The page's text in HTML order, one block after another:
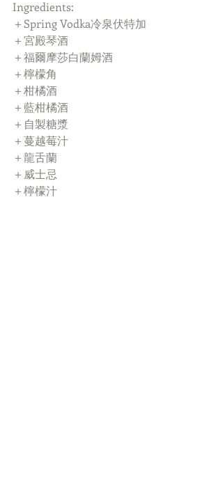
Ingredients:
＋Spring Vodka冷泉伏特加
＋宮殿琴酒
＋福爾摩莎白蘭姆酒
＋檸檬角
＋柑橘酒
＋藍柑橘酒
＋自製糖漿
＋蔓越莓汁
＋龍舌蘭
＋威士忌
＋檸檬汁